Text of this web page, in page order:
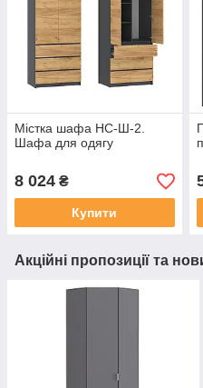
Містка шафа НС-Ш-2.
Шафа для одягу
8 024 ₴
Купити
Акційні пропозиції та